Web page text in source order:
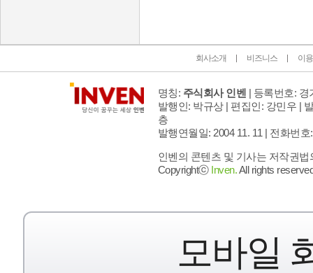
회사소개 비즈니스 이
명칭: 주식회사 인벤 | 등록번호: 경
발행인: 박규상 | 편집인: 강민우 |
층
발행연월일: 2004 11. 11 | 전화번호
인벤의 콘텐츠 및 기사는 저작권
Copyrightⓒ Inven.All rights
모바일